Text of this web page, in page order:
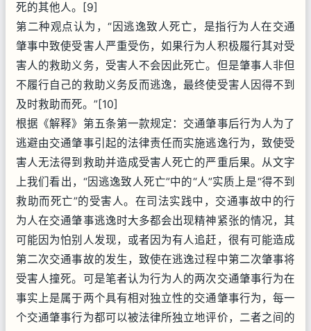
死的其他人。[9]
第二种观点认为，“因逃逸致人死亡，是指行为人在交通
肇事中致使受害人严重受伤，如果行为人积极履行其对受
害人的救助义务，受害人不会因此死亡。但是肇事人非但
不履行自己的救助义务反而逃逸，最终使受害人因得不到
及时救助而死。”[10]
根据《解释》第五条第一款规定：交通肇事后行为人为了
逃避由交通肇事引起的法律责任而实施逃逸行为，致使受
害人无法得到救助并造成受害人死亡的严重后果。从文字
上我们看出，“因逃逸致人死亡”中的“人”实质上是“得不到
救助而死亡”的受害人。在司法实践中，交通事故中的行
为人在交通肇事逃逸时大多都会出现精神紧张的情况，其
可能因为怕别人发现，或者因为有人追赶，很有可能造成
第二次交通事故的发生，致使在逃逸过程中第二次肇事将
受害人撞死。可是笔者认为行为人的两次交通肇事行为在
事实上是属于两个具有相对独立性的交通肇事行为，每一
个交通肇事行为都可以被法律所独立地评价，二者之间的